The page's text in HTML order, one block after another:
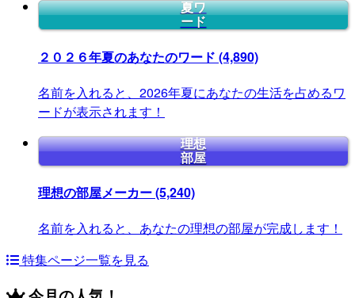
夏ワ
ード
２０２６年夏のあなたのワード (4,890)
名前を入れると、2026年夏にあなたの生活を占めるワ
ードが表示されます！
理想
部屋
理想の部屋メーカー(5,240)
名前を入れると、あなたの理想の部屋が完成します！
特集ページ一覧を見る